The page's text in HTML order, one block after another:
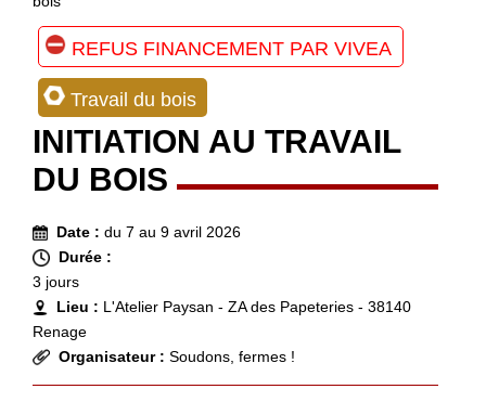
REFUS FINANCEMENT PAR VIVEA
Travail du bois
INITIATION AU TRAVAIL
DU BOIS
Date : du 7 au 9 avril 2026
Durée :
3 jours
Lieu : L'Atelier Paysan - ZA des Papeteries - 38140
Renage
Organisateur : Soudons, fermes !